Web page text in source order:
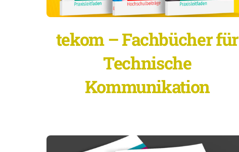
tekom – Fachbücher für
Technische
Kommunikation